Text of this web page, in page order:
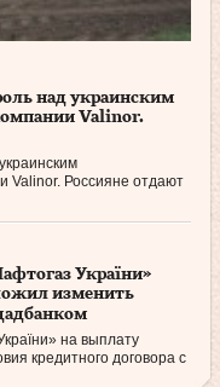
над украинским
Valinor.
Valinor. Россияне отдают
України»
изменить
на выплату
кредитного договора с